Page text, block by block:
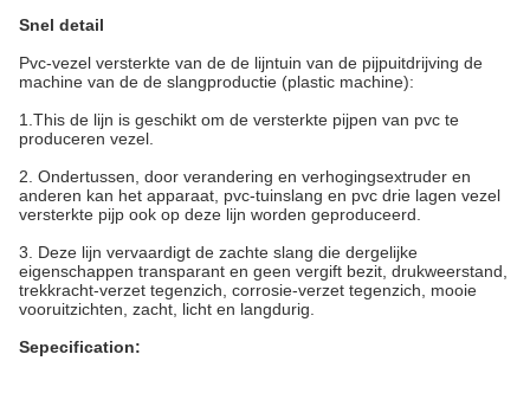
Snel detail
Pvc-vezel versterkte van de de lijntuin van de pijpuitdrijving de
machine van de de slangproductie (plastic machine):
1.This de lijn is geschikt om de versterkte pijpen van pvc te
produceren vezel.
2. Ondertussen, door verandering en verhogingsextruder en
anderen kan het apparaat, pvc-tuinslang en pvc drie lagen vezel
versterkte pijp ook op deze lijn worden geproduceerd.
3. Deze lijn vervaardigt de zachte slang die dergelijke
eigenschappen transparant en geen vergift bezit, drukweerstand,
trekkracht-verzet tegenzich, corrosie-verzet tegenzich, mooie
vooruitzichten, zacht, licht en langdurig.
Sepecification: